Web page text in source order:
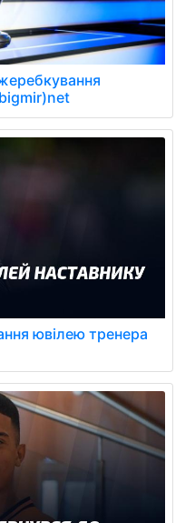
ювілею тренера